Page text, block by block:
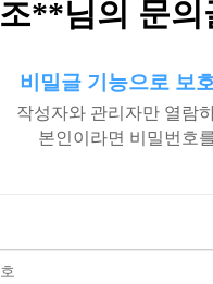
조**님의 문의
비밀글 기능으로 보
작성자와 관리자만 열람
본인이라면 비밀번호